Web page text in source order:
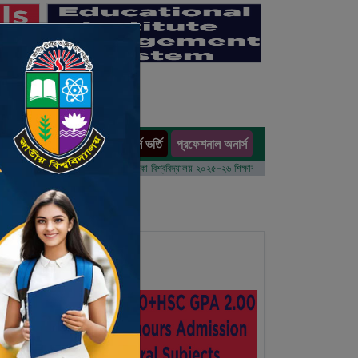
অনার্স ভর্তি প্রফেশনাল অনার্স
ভর্তি আবেদন বিজ্ঞপ্তি ঢাকা বিশ্ববিদ্যালয় ২০২৫-২৬ শিক্ষাবর্ষে আন্ডারগ্র্যাজুয়েট প্রোগ্রামে